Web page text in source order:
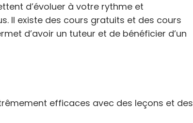
d’évoluer à votre rythme et
Il existe des cours gratuits et des cours
d’avoir un tuteur et de bénéficier d’un
efficaces avec des leçons et des